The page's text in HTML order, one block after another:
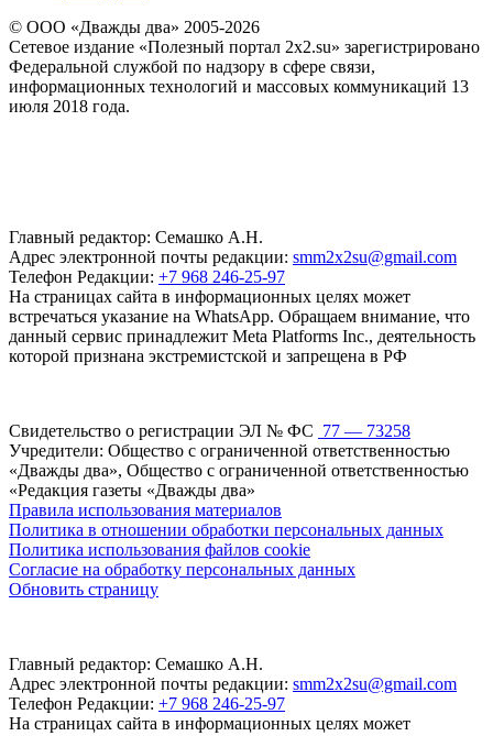
© ООО «Дважды два» 2005-2026
Сетевое издание «Полезный портал 2x2.su» зарегистрировано
Федеральной службой по надзору в сфере связи,
информационных технологий и массовых коммуникаций 13
июля 2018 года.
Главный редактор: Семашко А.Н.
Адрес электронной почты редакции: smm2x2su@gmail.com
Телефон Редакции: +7 968 246-25-97
На страницах сайта в информационных целях может
встречаться указание на WhatsApp. Обращаем внимание, что
данный сервис принадлежит Meta Platforms Inc., деятельность
которой признана экстремистской и запрещена в РФ
Свидетельство о регистрации ЭЛ № ФС 77 — 73258
Учредители: Общество с ограниченной ответственностью
«Дважды два», Общество с ограниченной ответственностью
«Редакция газеты «Дважды два»
Правила использования материалов
Политика в отношении обработки персональных данных
Политика использования файлов cookie
Согласие на обработку персональных данных
Обновить страницу
Главный редактор: Семашко А.Н.
Адрес электронной почты редакции: smm2x2su@gmail.com
Телефон Редакции: +7 968 246-25-97
На страницах сайта в информационных целях может